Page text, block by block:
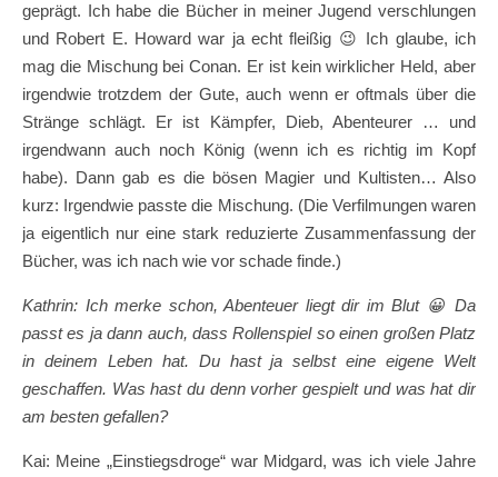
geprägt. Ich habe die Bücher in meiner Jugend verschlungen
und Robert E. Howard war ja echt fleißig 😉 Ich glaube, ich
mag die Mischung bei Conan. Er ist kein wirklicher Held, aber
irgendwie trotzdem der Gute, auch wenn er oftmals über die
Stränge schlägt. Er ist Kämpfer, Dieb, Abenteurer … und
irgendwann auch noch König (wenn ich es richtig im Kopf
habe). Dann gab es die bösen Magier und Kultisten… Also
kurz: Irgendwie passte die Mischung. (Die Verfilmungen waren
ja eigentlich nur eine stark reduzierte Zusammenfassung der
Bücher, was ich nach wie vor schade finde.)
Kathrin: Ich merke schon, Abenteuer liegt dir im Blut 😀 Da
passt es ja dann auch, dass Rollenspiel so einen großen Platz
in deinem Leben hat. Du hast ja selbst eine eigene Welt
geschaffen. Was hast du denn vorher gespielt und was hat dir
am besten gefallen?
Kai: Meine „Einstiegsdroge“ war Midgard, was ich viele Jahre